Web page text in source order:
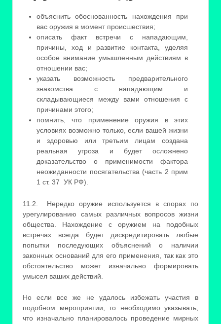
объяснить обоснованность нахождения при
вас оружия в момент происшествия;
описать факт встречи с нападающим,
причины, ход и развитие контакта, уделяя
особое внимание умышленным действиям в
отношении вас;
указать возможность предварительного
знакомства с нападающим и
складывающиеся между вами отношения с
причинами этого;
помнить, что применение оружия в этих
условиях возможно только, если вашей жизни
и здоровью или третьим лицам создана
реальная угроза и будет осложнено
доказательство о применимости фактора
неожиданности посягательства (часть 2 прим
1 ст. 37 УК РФ).
11.2. Нередко оружие используется в спорах по
урегулированию самых различных вопросов жизни
общества. Нахождение с оружием на подобных
встречах всегда будет дискредитировать любые
попытки последующих объяснений о наличии
законных оснований для его применения, так как это
обстоятельство может изначально формировать
умысел ваших действий.
Но если все же не удалось избежать участия в
подобном мероприятии, то необходимо указывать,
что изначально планировалось проведение мирных